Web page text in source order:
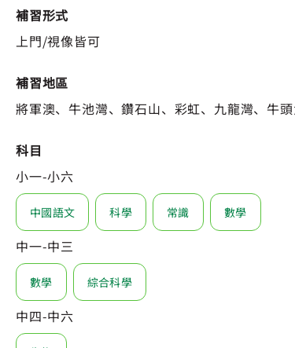
補習形式
上門/視像皆可
補習地區
將軍澳、牛池灣、鑽石山、彩虹、九龍灣、牛
科目
小一-小六
中國語文 科學 常識 數學
中一-中三
數學 綜合科學
中四-中六